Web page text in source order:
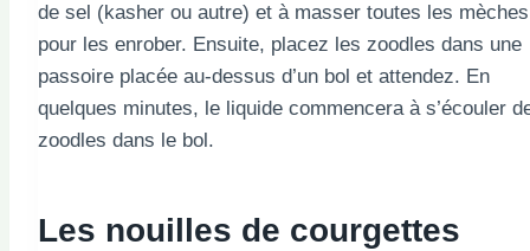
de sel (kasher ou autre) et à masser toutes les mèches
pour les enrober. Ensuite, placez les zoodles dans une
passoire placée au-dessus d’un bol et attendez. En
quelques minutes, le liquide commencera à s’écouler
zoodles dans le bol.
Les nouilles de courgettes